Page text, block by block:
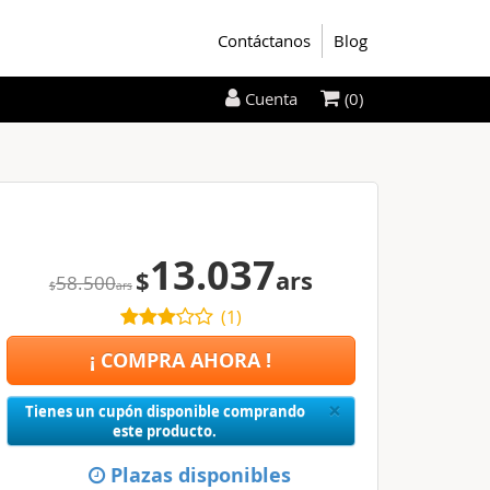
Contáctanos Blog
$58.500ars $13.037ars
(1)
¡ COMPRA AHORA !
×Close
Tienes un cupón disponible comprando
este producto.
Plazas disponibles
Cuenta (0)